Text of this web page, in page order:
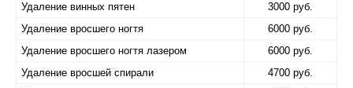
Удаление винных пятен
3000 руб.
Удаление вросшего ногтя
6000 руб.
Удаление вросшего ногтя лазером
6000 руб.
Удаление вросшей спирали
4700 руб.